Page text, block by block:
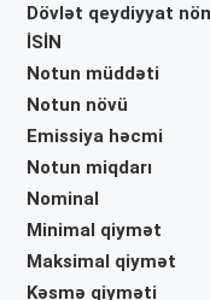
Dövlət qeydiyyat
İSİN
Notun müddəti
Notun növü
Emissiya həcmi
Notun miqdarı
Nominal
Minimal qiymət
Maksimal qiymət
Kəsmə qiyməti